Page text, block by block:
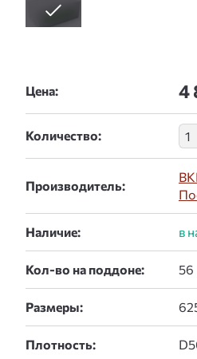
Цена: 4
Количество:
Производитель:
Наличие:
Кол-во на поддоне:
Размеры:
Плотность: